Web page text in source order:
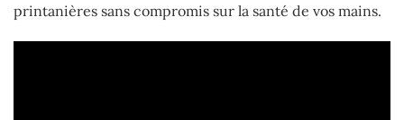
printanières sans compromis sur la santé de vos mains.